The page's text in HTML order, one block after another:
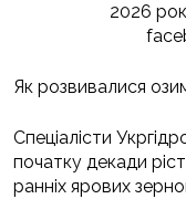
2026
Як розвивалися
Спеціалісти
початку декади
ранніх ярових